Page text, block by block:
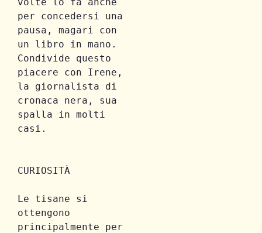
per concedersi una
pausa, magari con
un libro in mano.
Condivide questo
piacere con Irene,
la giornalista di
cronaca nera, sua
spalla in molti
CURIOSITÀ
Le tisane si
ottengono
principalmente per